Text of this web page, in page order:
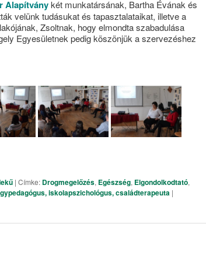
Alapítványkét munkatársának, Bartha Évának és
velünk tudásukat és tapasztalataikat, illetve a
Zsoltnak, hogy elmondta szabadulása
Egyesületnek pedig köszönjük a szervezéshez
| Címke: Drogmegelőzés, Egészség, Elgondolkodtató,
iskolapszichológus, családterapeuta |